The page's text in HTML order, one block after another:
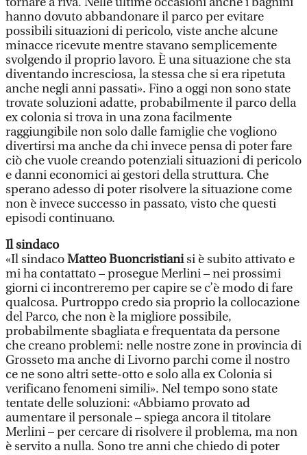
hanno dovuto abbandonare il parco per evitare
possibili situazioni di pericolo, viste anche alcune
minacce ricevute mentre stavano semplicemente
svolgendo il proprio lavoro. È una situazione che sta
diventando incresciosa, la stessa che si era ripetuta
anche negli anni passati». Fino a oggi non sono state
trovate soluzioni adatte, probabilmente il parco della
ex colonia si trova in una zona facilmente
raggiungibile non solo dalle famiglie che vogliono
divertirsi ma anche da chi invece pensa di poter fare
ciò che vuole creando potenziali situazioni di pericolo
e danni economici ai gestori della struttura. Che
sperano adesso di poter risolvere la situazione come
non è invece successo in passato, visto che questi
episodi continuano.
Il sindaco
«Il sindacoMatteo Buoncristianisi è subito attivato e
mi ha contattato – prosegue Merlini – nei prossimi
giorni ci incontreremo per capire se c’è modo di fare
qualcosa. Purtroppo credo sia proprio la collocazione
del Parco, che non è la migliore possibile,
probabilmente sbagliata e frequentata da persone
che creano problemi: nelle nostre zone in provincia di
Grosseto ma anche di Livorno parchi come il nostro
ce ne sono altri sette-otto e solo alla ex Colonia si
verificano fenomeni simili». Nel tempo sono state
tentate delle soluzioni: «Abbiamo provato ad
aumentare il personale – spiega ancora il titolare
Merlini – per cercare di risolvere il problema, ma non
è servito a nulla. Sono tre anni che chiedo di poter